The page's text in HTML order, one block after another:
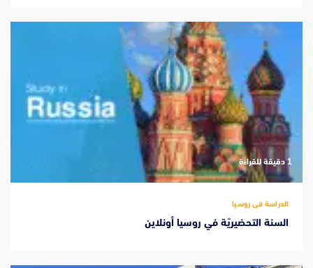
‫1 دقيقة للقراءة
الدراسة فى روسيا
السنة التحضيريّة في روسيا أونلاين